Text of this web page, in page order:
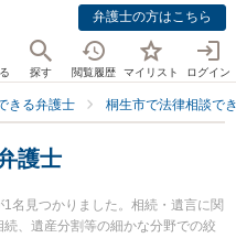
弁護士の方はこちら
探す 閲覧履歴 マイリスト ログイン
きる弁護士 桐生市で法律相談で
護士
名見つかりました。相続・遺言に関
、遺産分割等の細かな分野での絞